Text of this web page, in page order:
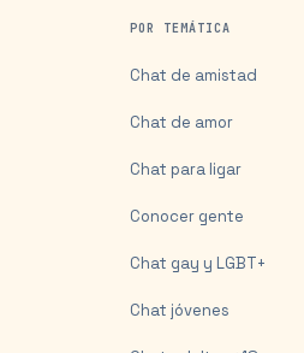
POR TEMÁTICA
Chat de amistad
Chat de amor
Chat para ligar
Conocer gente
Chat gay y LGBT+
Chat jóvenes